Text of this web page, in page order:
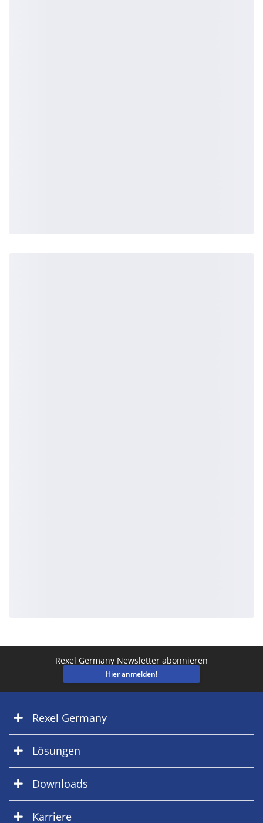
Rexel Germany Newsletter abonnieren
Hier anmelden!
Rexel Germany
Lösungen
Downloads
Karriere